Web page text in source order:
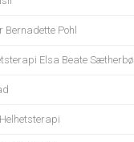
Bernadette Pohl
Elsa Beate Sætherbø